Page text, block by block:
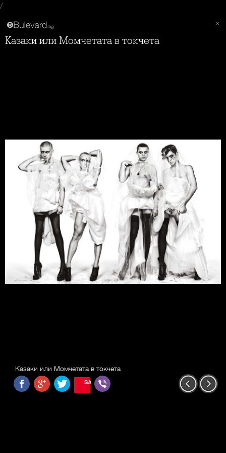
/
Казаки или Момчетата в токчета
Казаки или Момчетата в токчета
SAVE